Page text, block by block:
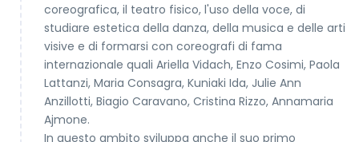
coreografica, il teatro fisico, l'uso della voce, di
studiare estetica della danza, della musica e delle arti
visive e di formarsi con coreografi di fama
internazionale quali Ariella Vidach, Enzo Cosimi, Paola
Lattanzi, Maria Consagra, Kuniaki Ida, Julie Ann
Anzillotti, Biagio Caravano, Cristina Rizzo, Annamaria
Ajmone.
In questo ambito sviluppa anche il suo primo